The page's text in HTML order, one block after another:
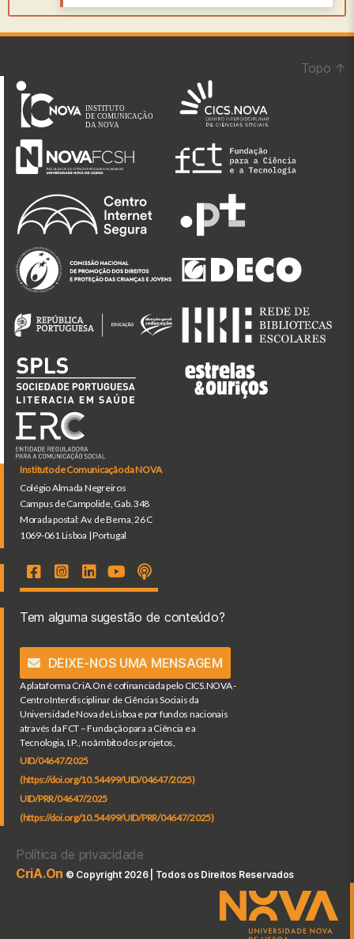
Topo ↑
Instituto de Comunicação da NOVA
Colégio Almada Negreiros
Campus de Campolide, Gab. 348
Morada postal: Av. de Berna, 26 C
1069-061 Lisboa | Portugal
Tem alguma sugestão de conteúdo?
DEIXE-NOS UMA MENSAGEM
A plataforma CriA.On é cofinanciada pelo CICS.NOVA -
Centro Interdisciplinar de Ciências Sociais da
Universidade Nova de Lisboa e por fundos nacionais
através da FCT – Fundação para a Ciência e a
Tecnologia, I.P., no âmbito dos projetos,
UID/04647/2025
(https://doi.org/10.54499/UID/04647/2025)
UID/PRR/04647/2025
(https://doi.org/10.54499/UID/PRR/04647/2025)
Política de privacidade
CriA.On © Copyright 2026 | Todos os Direitos Reservados